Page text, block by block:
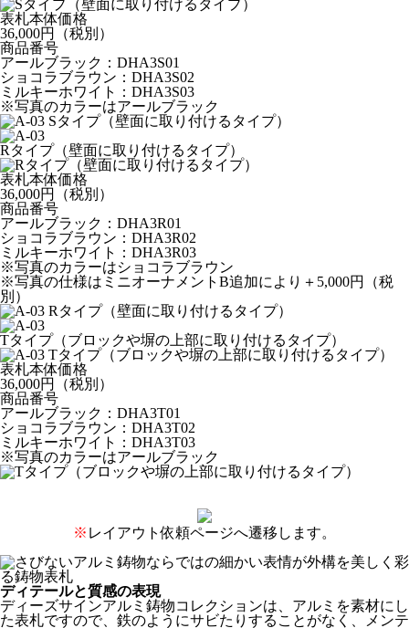
表札本体価格
36,000円（税別）
商品番号
アールブラック：DHA3S01
ショコラブラウン：DHA3S02
ミルキーホワイト：DHA3S03
※写真のカラーはアールブラック
Rタイプ（壁面に取り付けるタイプ）
表札本体価格
36,000円（税別）
商品番号
アールブラック：DHA3R01
ショコラブラウン：DHA3R02
ミルキーホワイト：DHA3R03
※写真のカラーはショコラブラウン
※写真の仕様は ミニオーナメントB追加により＋5,000円
（税
別）
Tタイプ（ブロックや塀の上部に取り付けるタイプ）
表札本体価格
36,000円（税別）
商品番号
アールブラック：DHA3T01
ショコラブラウン：DHA3T02
ミルキーホワイト：DHA3T03
※写真のカラーはアールブラック
※ レイアウト依頼ページへ遷移します。
ディテールと質感の表現
ディーズサインアルミ鋳物コレクションは、アルミを素材にし
た表札ですので、鉄のようにサビたりすることがなく、メンテ